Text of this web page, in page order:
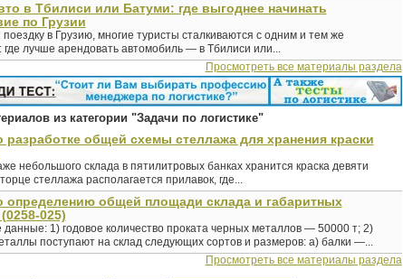
в Тбилиси или Батуми: где выгоднее начинать
по Грузии
в Грузию, многие туристы сталкиваются с одним и тем же
где лучше арендовать автомобиль — в Тбилиси или...
Просмотреть все материалы раздела
из категории "Задачи по логистике"
разработке общей схемы стеллажа для хранения краски
небольшого склада в пятилитровых банках хранится краска девяти
стеллажа располагается прилавок, где...
определению общей площади склада и габаритных
025)
данные: 1) годовое количество проката черных металлов — 50000 т; 2)
поступают на склад следующих сортов и размеров: а) балки —...
Просмотреть все материалы раздела